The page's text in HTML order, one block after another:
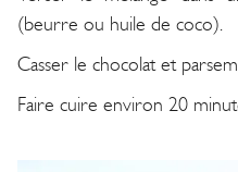
(beurre ou huile de coco).
Casser le chocolat et
Faire cuire environ 20